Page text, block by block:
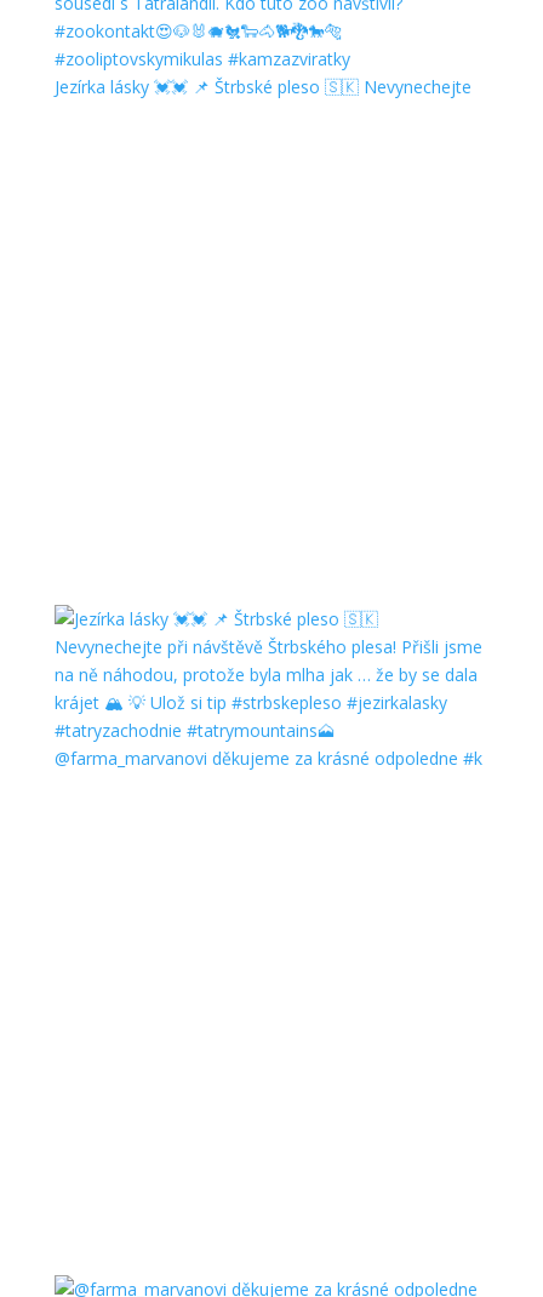
Jezírka lásky 💓💓 📌 Štrbské pleso 🇸🇰 Nevynechejte
@farma_marvanovi děkujeme za krásné odpoledne #k